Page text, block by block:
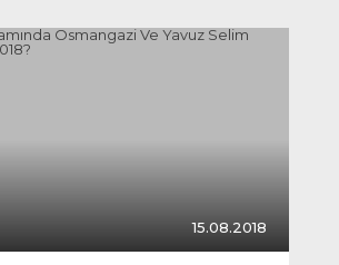
15.08.2018